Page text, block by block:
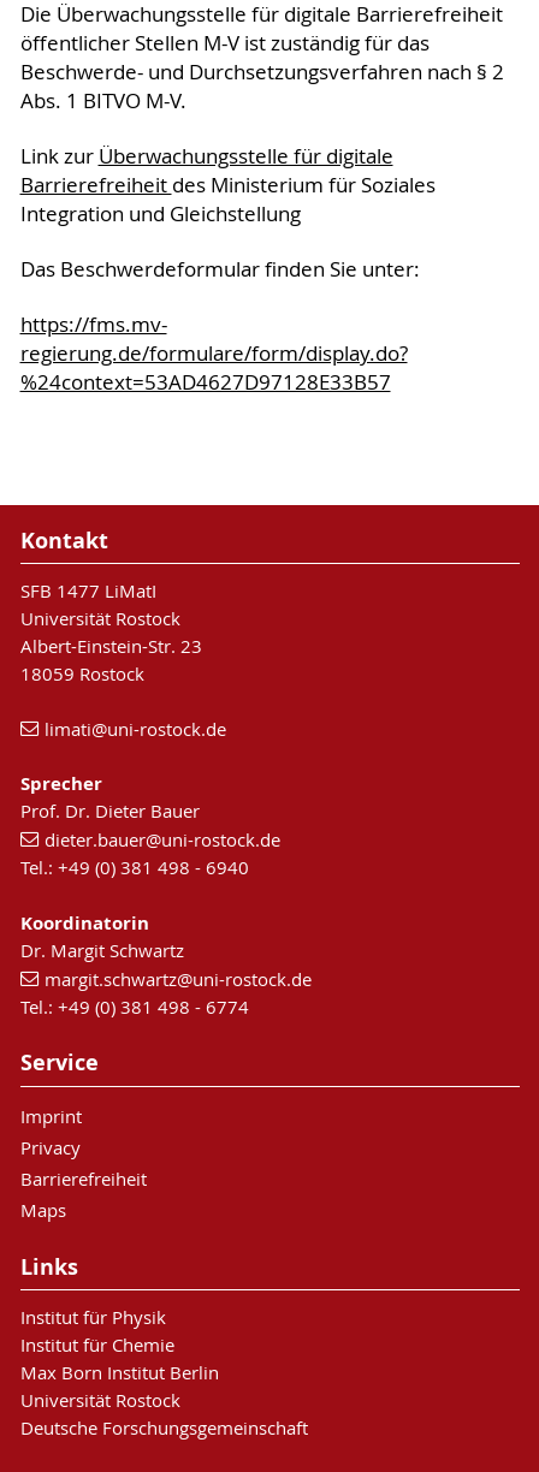
Die Überwachungsstelle für digitale Barrierefreiheit
öffentlicher Stellen M-V ist zuständig für das
Beschwerde- und Durchsetzungsverfahren nach § 2
Abs. 1 BITVO M-V.
Link zur Überwachungsstelle für digitale
Barrierefreiheit des Ministerium für Soziales
Integration und Gleichstellung
Das Beschwerdeformular finden Sie unter:
https://fms.mv-
regierung.de/formulare/form/display.do?
%24context=53AD4627D97128E33B57
Kontakt
SFB 1477 LiMatI
Universität Rostock
Albert-Einstein-Str. 23
18059 Rostock
limati@uni-rostock.de
Sprecher
Prof. Dr. Dieter Bauer
dieter.bauer@uni-rostock.de
Tel.: +49 (0) 381 498 - 6940
Koordinatorin
Dr. Margit Schwartz
margit.schwartz@uni-rostock.de
Tel.: +49 (0) 381 498 - 6774
Service
Imprint
Privacy
Barrierefreiheit
Maps
Links
Institut für Physik
Institut für Chemie
Max Born Institut Berlin
Universität Rostock
Deutsche Forschungsgemeinschaft